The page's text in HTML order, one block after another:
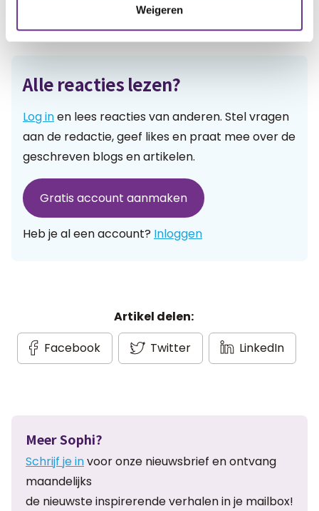
Weigeren
Reacties
Alle reacties lezen?
Log inen lees reacties van anderen. Stel vragen
aan de redactie, geef likes en praat mee over de
geschreven blogs en artikelen.
Gratis account aanmaken
Heb je al een account? Inloggen
Artikel delen:
Facebook
Twitter LinkedIn
Meer Sophi?
Schrijf je invoor onze nieuwsbrief en ontvang
maandelijks
de nieuwste inspirerende verhalen in je mailbox!